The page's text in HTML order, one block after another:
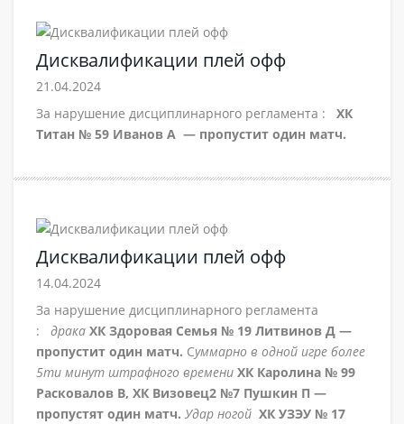
Дисквалификации плей офф
21.04.2024
За нарушение дисциплинарного регламента :
ХК
Титан № 59 Иванов А — пропустит один матч.
Дисквалификации плей офф
14.04.2024
За нарушение дисциплинарного регламента
:
драка ХК Здоровая Семья № 19 Литвинов Д —
пропустит один матч. Суммарно в одной игре более
5ти минут штрафного времени ХК Каролина № 99
Расковалов В, ХК Визовец2 №7 Пушкин П —
пропустят один матч. Удар ногой ХК УЗЭУ № 17